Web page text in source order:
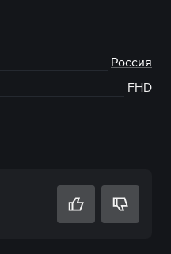
Россия
FHD